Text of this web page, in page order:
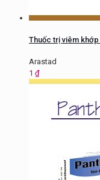
Thuốc trị viêm
Arastad
1 ₫